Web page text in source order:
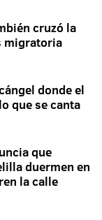
cruzó la
migratoria
donde el
que se canta
que
duermen en
la calle